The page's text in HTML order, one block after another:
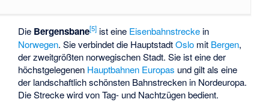
Die Bergensbane[5] ist eine Eisenbahnstrecke in
Norwegen. Sie verbindet die HauptstadtOslo mit Bergen,
der zweitgrößten norwegischen Stadt. Sie ist eine der
höchstgelegenen Hauptbahnen Europas und gilt als eine
der landschaftlich schönsten Bahnstrecken in Nordeuropa.
Die Strecke wird von Tag- und Nachtzügen bedient.